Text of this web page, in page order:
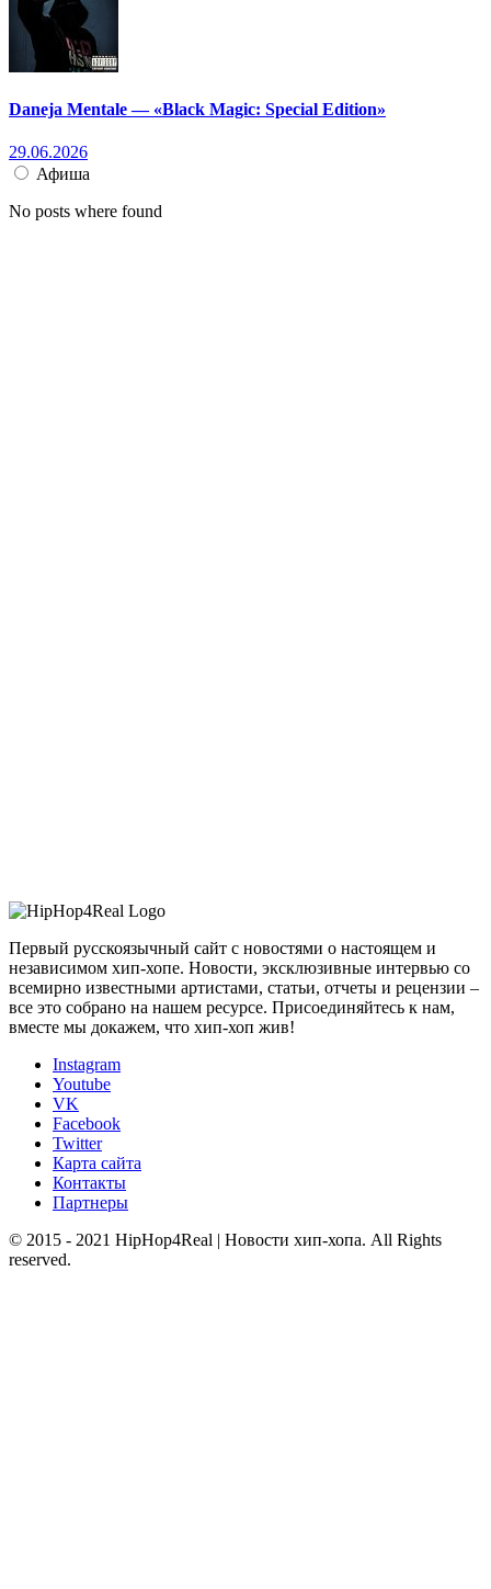
Daneja Mentale — «Black Magic: Special Edition»
29.06.2026
Афиша
No posts where found
Первый русскоязычный сайт с новостями о настоящем и
независимом хип-хопе. Новости, эксклюзивные интервью со
всемирно известными артистами, статьи, отчеты и рецензии –
все это собрано на нашем ресурсе. Присоединяйтесь к нам,
вместе мы докажем, что хип-хоп жив!
Instagram
Youtube
VK
Facebook
Twitter
Карта сайта
Контакты
Партнеры
© 2015 - 2021 HipHop4Real | Новости хип-хопа. All Rights
reserved.